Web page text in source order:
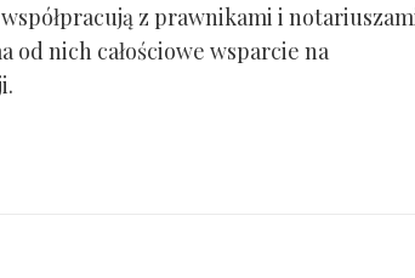
z prawnikami i
od nich całościowe wsparcie na